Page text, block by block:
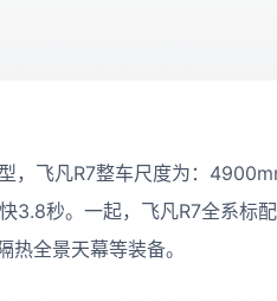
，飞凡R7整车尺度为：
3.8秒。一起，飞凡R7全系标
全景天幕等装备。